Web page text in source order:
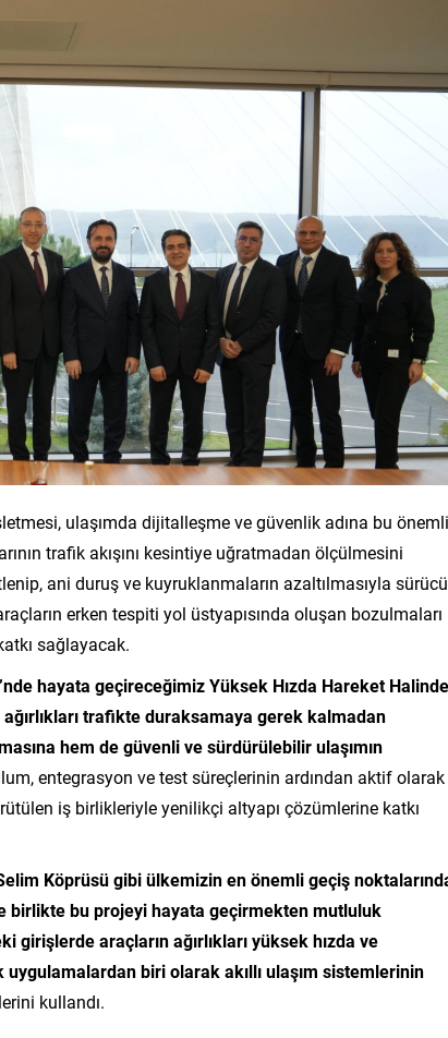
ulaşımda dijitalleşme ve güvenlik adına bu önemli
trafik akışını kesintiye uğratmadan ölçülmesini
ani duruş ve kuyruklanmaların azaltılmasıyla sürücü
erken tespiti yol üstyapısında oluşan bozulmaları
sağlayacak.
hayata geçireceğimiz Yüksek Hızda Hareket Halinde
trafikte duraksamaya gerek kalmadan
hem de güvenli ve sürdürülebilir ulaşımın
entegrasyon ve test süreçlerinin ardından aktif olarak
iş birlikleriyle yenilikçi altyapı çözümlerine katkı
Köprüsü gibi ülkemizin en önemli geçiş
birlikte bu projeyi hayata geçirmekten mutluluk
araçların ağırlıkları yüksek hızda ve
biri olarak akıllı ulaşım sistemlerinin
kullandı.